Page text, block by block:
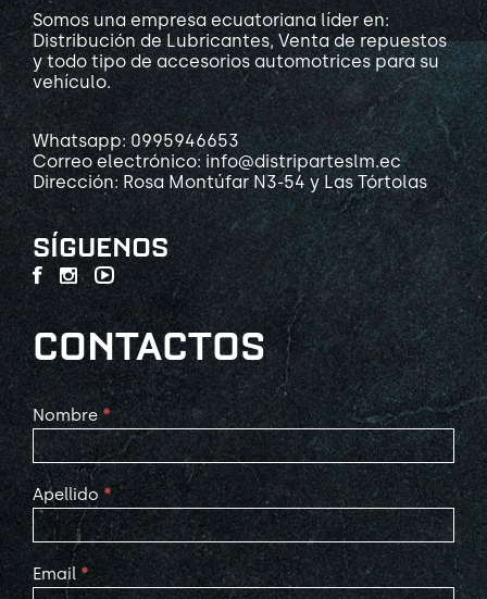
Somos una empresa ecuatoriana líder en:
Distribución de Lubricantes, Venta de repuestos
y todo tipo de accesorios automotrices para su
vehículo.
Whatsapp: 0995946653
Correo electrónico: info@distriparteslm.ec
Dirección: Rosa Montúfar N3-54 y Las Tórtolas
SÍGUENOS
CONTACTOS
Contact
Us
Nombre *
Apellido *
Email *